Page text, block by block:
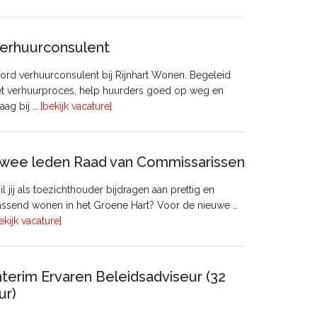
Onderhoud
Pyloon
Vastgoedmanagement
verhuurconsulent bij Rijnhart Wonen. Begeleid
verhuurproces, help huurders goed op weg en
bij …
[bekijk vacature]
leden Raad van Commissarissen
jij als toezichthouder bijdragen aan prettig en
wonen in het Groene Hart? Voor de nieuwe …
vacature]
Commissarissen
Ervaren Beleidsadviseur (32